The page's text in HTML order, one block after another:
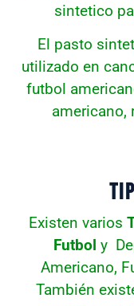
sintetico
El pasto
utilizado en
futbol
americano,
Existen varios
Futbol y
Americano,
También